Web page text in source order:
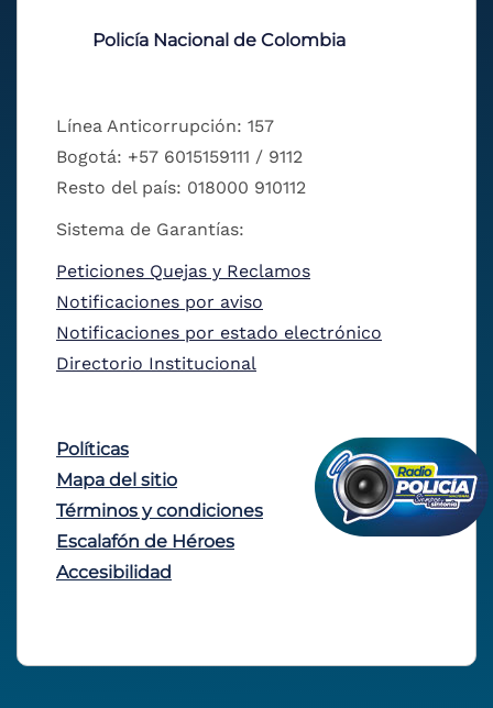
Policía Nacional de Colombia
Línea Anticorrupción: 157
Bogotá: +57 6015159111 / 9112
Resto del país: 018000 910112
Sistema de Garantías:
Peticiones Quejas y Reclamos
Notificaciones por aviso
Notificaciones por estado electrónico
Directorio Institucional
Políticas
Mapa del sitio
Términos y condiciones
Escalafón de Héroes
Accesibilidad